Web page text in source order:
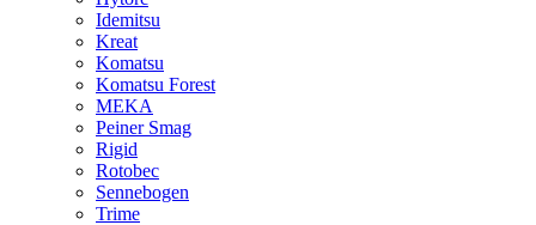
Idemitsu
Kreat
Komatsu
Komatsu Forest
MEKA
Peiner Smag
Rigid
Rotobec
Sennebogen
Trime